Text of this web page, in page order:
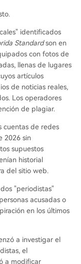
identificados
Standardson en
con fotos de
llenas de lugares
artículos
de noticias reales,
Los operadores
de plagiar.
cuentas de redes
2026 sin
supuestos
historial
del sitio web.
"periodistas"
acusadas o
en los últimos
a investigar el
el
a modificar